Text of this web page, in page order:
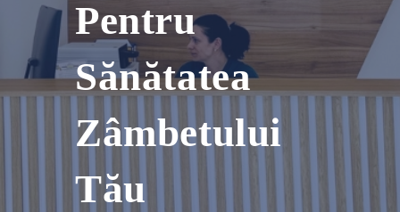
Pentru
Sănătatea
Zâmbetului
Tău